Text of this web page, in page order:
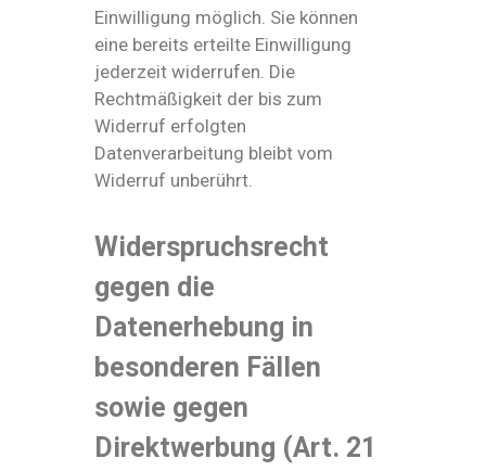
Einwilligung möglich. Sie können
eine bereits erteilte Einwilligung
jederzeit widerrufen. Die
Rechtmäßigkeit der bis zum
Widerruf erfolgten
Datenverarbeitung bleibt vom
Widerruf unberührt.
Widerspruchsrecht
gegen die
Datenerhebung in
besonderen Fällen
sowie gegen
Direktwerbung (Art. 21